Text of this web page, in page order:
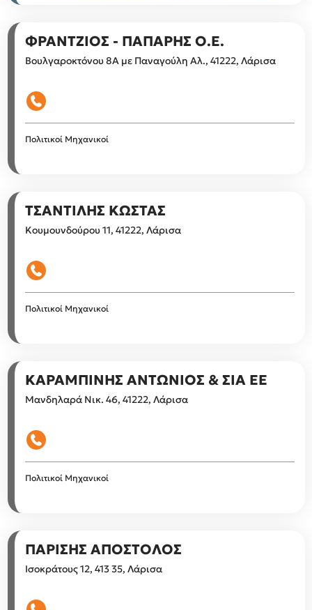
ΦΡΑΝΤΖΙΟΣ - ΠΑΠΑΡΗΣ Ο.Ε.
Βουλγαροκτόνου 8Α με Παναγούλη Αλ., 41222, Λάρισα
Πολιτικοί Μηχανικοί
ΤΣΑΝΤΙΛΗΣ ΚΩΣΤΑΣ
Κουμουνδούρου 11, 41222, Λάρισα
Πολιτικοί Μηχανικοί
ΚΑΡΑΜΠΙΝΗΣ ΑΝΤΩΝΙΟΣ & ΣΙΑ ΕΕ
Μανδηλαρά Νικ. 46, 41222, Λάρισα
Πολιτικοί Μηχανικοί
ΠΑΡΙΣΗΣ ΑΠΟΣΤΟΛΟΣ
Ισοκράτους 12, 413 35, Λάρισα